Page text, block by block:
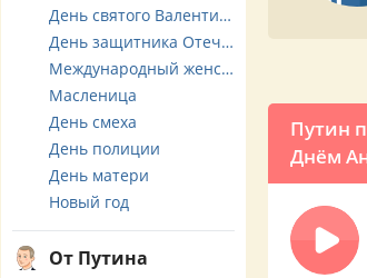
Путин
Днём
День святого Валентина
День защитника Отечества
Международный женский день
Масленица
День смеха
День полиции
День матери
Новый год
От Путина